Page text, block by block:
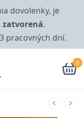
dovolenky, je
zatvorená.
pracovných dní.
0